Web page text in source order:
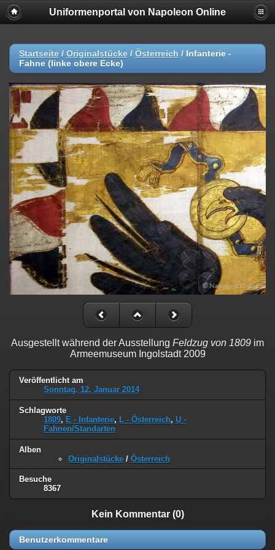
Uniformenportal von Napoleon Online
Startseite / Originalstücke / Österreich / Infanterie -
Fahne (linke obere Ecke)
Ausgestellt während der Ausstellung Feldzug von 1809 im
Armeemuseum Ingolstadt 2009
Veröffentlicht am
Sonntag, 12. Januar 2014
Schlagworte
1809, E - Infanterie, L - Österreich, U -
Fahnen/Standarten
Alben
Originalstücke / Österreich
Besuche
8367
Kein Kommentar (0)
Benutzerkommentare